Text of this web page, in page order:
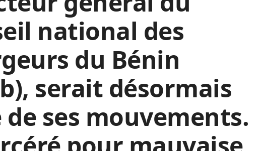
national des
du Bénin
serait désormais
ses mouvements.